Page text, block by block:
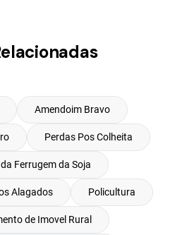
Amendoim Bravo
Perdas Pos Colheita
Ferrugem da Soja
Alagados Policultura
de Imovel Rural